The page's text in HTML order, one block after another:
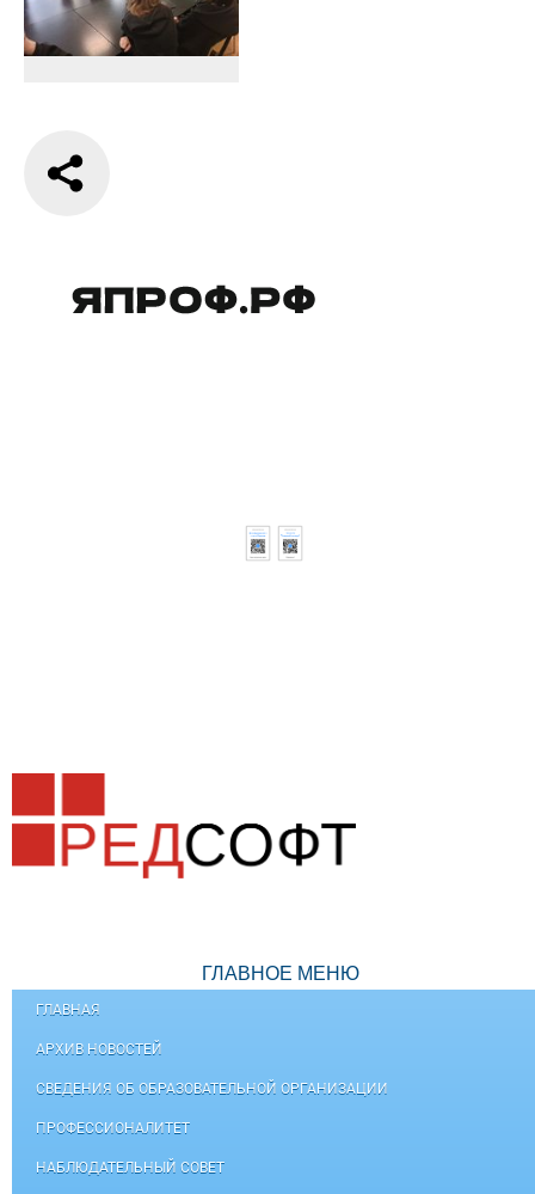
ГЛАВНОЕ МЕНЮ
ГЛАВНАЯ
АРХИВ НОВОСТЕЙ
СВЕДЕНИЯ ОБ ОБРАЗОВАТЕЛЬНОЙ ОРГАНИЗАЦИИ
ПРОФЕССИОНАЛИТЕТ
НАБЛЮДАТЕЛЬНЫЙ СОВЕТ